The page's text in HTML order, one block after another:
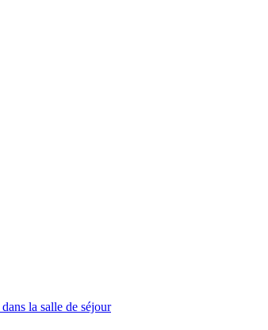
la salle de séjour